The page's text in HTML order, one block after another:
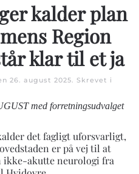
kalder plan
Region
klar til et ja
26. august 2025. Skrevet i
med forretningsudvalget
det fagligt uforsvarligt,
er på vej til at
ikke-akutte neurologi fra